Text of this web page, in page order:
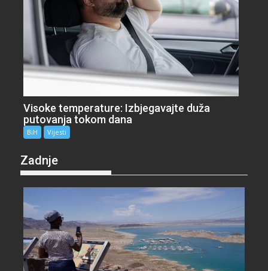
Visoke temperature: Izbjegavajte duža
putovanja tokom dana
BiH Vijesti
Zadnje